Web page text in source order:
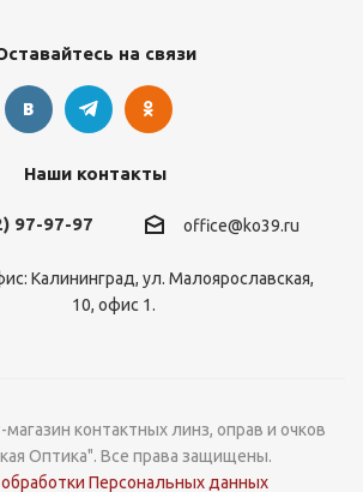
на связи
Наши контакты
97-97-97 office@ko39.ru
Калининград, ул. Малоярославская,
10, офис 1.
контактных линз, оправ и очков
Оптика". Все права защищены.
Персональных данных